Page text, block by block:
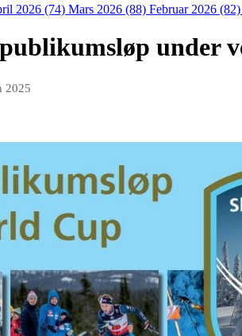
2026 (74) Mars 2026 (88) Februar 2026 (82)
under
2025